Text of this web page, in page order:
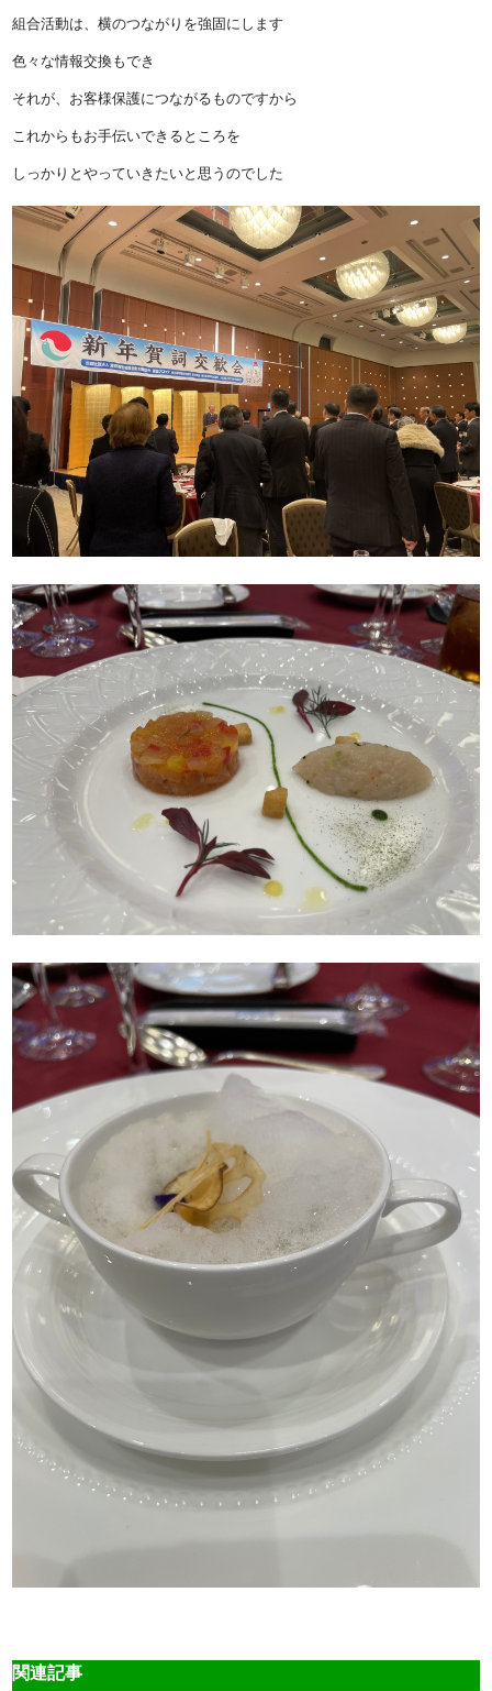
組合活動は、横のつながりを強固にします
色々な情報交換もでき
それが、お客様保護につながるものですから
これからもお手伝いできるところを
しっかりとやっていきたいと思うのでした
関連記事